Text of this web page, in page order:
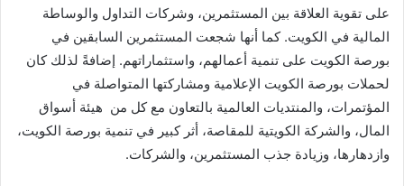
على تقوية العلاقة بين المستثمرين، وشركات التداول والوساطة
المالية في الكويت. كما أنها شجعت المستثمرين السابقين في
بورصة الكويت على تنمية أعمالهم، واستثماراتهم. إضافةً لذلك كان
لحملات بورصة الكويت الإعلامية ومشاركتها المتواصلة في
المؤتمرات، والمنتديات العالمية بالتعاون مع كل من هيئة أسواق
المال، والشركة الكويتية للمقاصة، أثر كبير في تنمية بورصة الكويت،
وازدهارها، وزيادة جذب المستثمرين، والشركات.